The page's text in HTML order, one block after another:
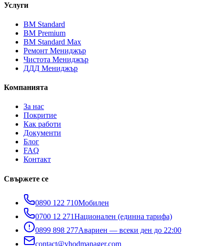
Услуги
ВМ Standard
ВМ Premium
ВМ Standard Max
Ремонт Мениджър
Чистота Мениджър
ДДД Мениджър
Компанията
За нас
Покритие
Как работи
Документи
Блог
FAQ
Контакт
Свържете се
0890 122 710Мобилен
0700 12 271Национален (единна тарифа)
0899 898 277Авариен — всеки ден до 22:00
contact@vhodmanager.com